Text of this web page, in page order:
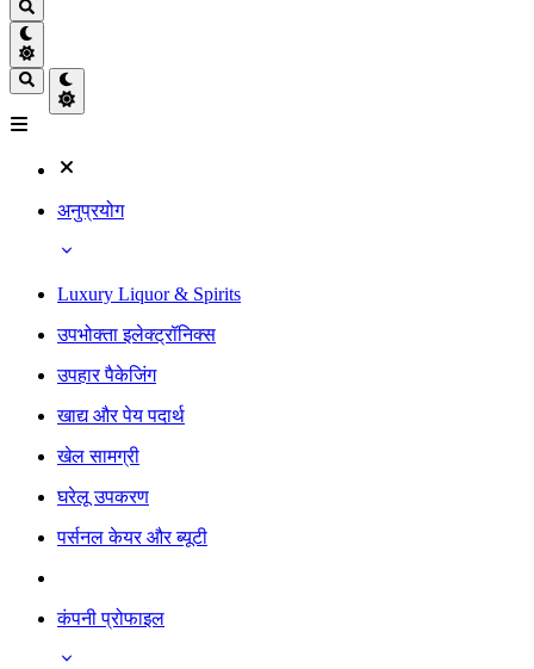
अनुप्रयोग
Luxury Liquor & Spirits
उपभोक्ता इलेक्ट्रॉनिक्स
उपहार पैकेजिंग
खाद्य और पेय पदार्थ
खेल सामग्री
घरेलू उपकरण
पर्सनल केयर और ब्यूटी
कंपनी प्रोफाइल